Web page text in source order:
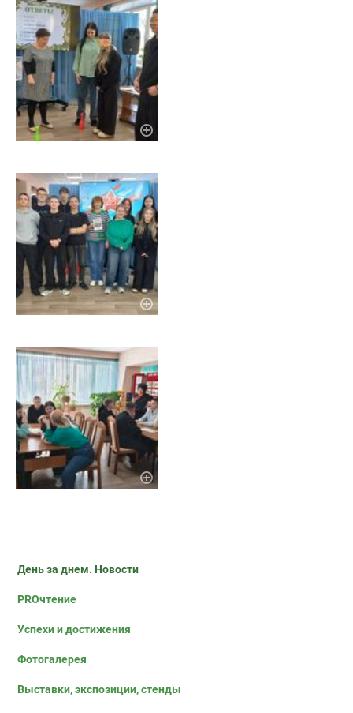
День за днем. Новости
PROчтение
Успехи и достижения
Фотогалерея
Выставки, экспозиции, стенды